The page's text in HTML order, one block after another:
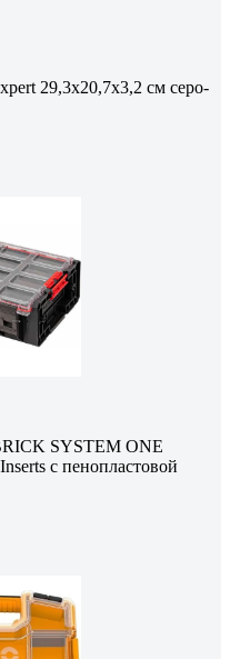
29,3x20,7x3,2 см серо-
SYSTEM ONE
с пенопластовой